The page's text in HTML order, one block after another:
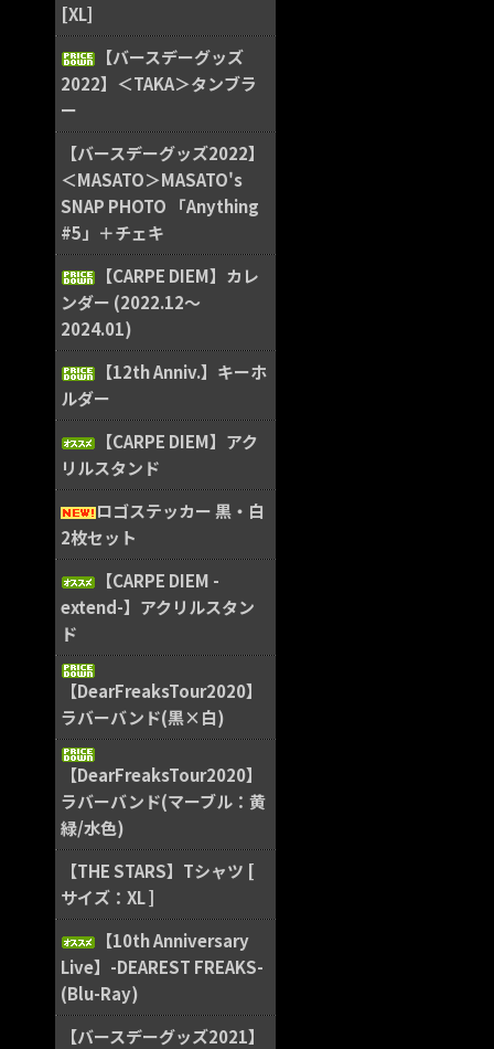
[XL]
【バースデーグッズ
2022】＜TAKA＞タンブラ
ー
【バースデーグッズ2022】
＜MASATO＞MASATO's
SNAP PHOTO 「Anything
#5」＋チェキ
【CARPE DIEM】カレ
ンダー (2022.12〜
2024.01)
【12th Anniv.】キーホ
ルダー
【CARPE DIEM】アク
リルスタンド
ロゴステッカー 黒・白
2枚セット
【CARPE DIEM -
extend-】アクリルスタン
ド
【DearFreaksTour2020】
ラバーバンド(黒×白)
【DearFreaksTour2020】
ラバーバンド(マーブル：黄
緑/水色)
【THE STARS】Tシャツ [
サイズ：XL ]
【10th Anniversary
Live】-DEAREST FREAKS-
(Blu-Ray)
【バースデーグッズ2021】